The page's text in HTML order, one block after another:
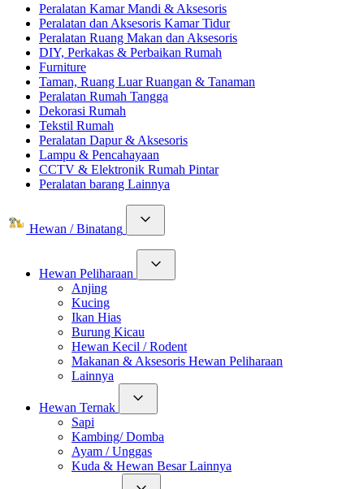
Peralatan Kamar Mandi & Aksesoris
Peralatan dan Aksesoris Kamar Tidur
Peralatan Ruang Makan dan Aksesoris
DIY, Perkakas & Perbaikan Rumah
Furniture
Taman, Ruang Luar Ruangan & Tanaman
Peralatan Rumah Tangga
Dekorasi Rumah
Tekstil Rumah
Peralatan Dapur & Aksesoris
Lampu & Pencahayaan
CCTV & Elektronik Rumah Pintar
Peralatan barang Lainnya
Hewan / Binatang
Hewan Peliharaan
Anjing
Kucing
Ikan Hias
Burung Kicau
Hewan Kecil / Rodent
Makanan & Aksesoris Hewan Peliharaan
Lainnya
Hewan Ternak
Sapi
Kambing/ Domba
Ayam / Unggas
Kuda & Hewan Besar Lainnya